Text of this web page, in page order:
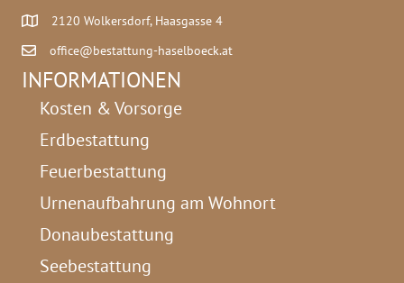
2120 Wolkersdorf, Haasgasse 4
office@bestattung-haselboeck.at
INFORMATIONEN
Kosten & Vorsorge
Erdbestattung
Feuerbestattung
Urnenaufbahrung am Wohnort
Donaubestattung
Seebestattung